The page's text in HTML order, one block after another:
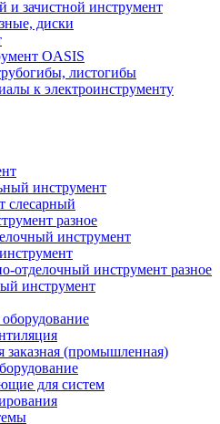
и зачистной инструмент
диски
OASIS
листогибы
к электроинструменту
инструмент
слесарный
разное
инструмент
отделочный инструмент разное
инструмент
заказная (промышленная)
для систем